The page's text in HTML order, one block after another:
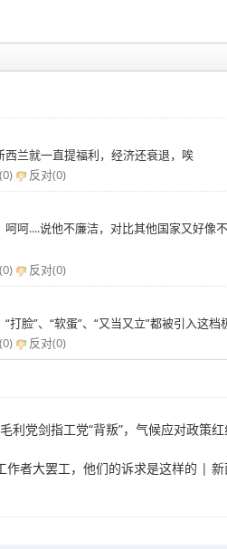
兰就一直提福利，经济还衰退，唉
0) 反对(0)
呵....说他不廉洁，对比其他国家又好像
0) 反对(0)
脸”、“软蛋”、“又当又立”都被引入这档
0) 反对(0)
利党剑指工党“背叛”，气候应对政策
者大罢工，他们的诉求是这样的 |